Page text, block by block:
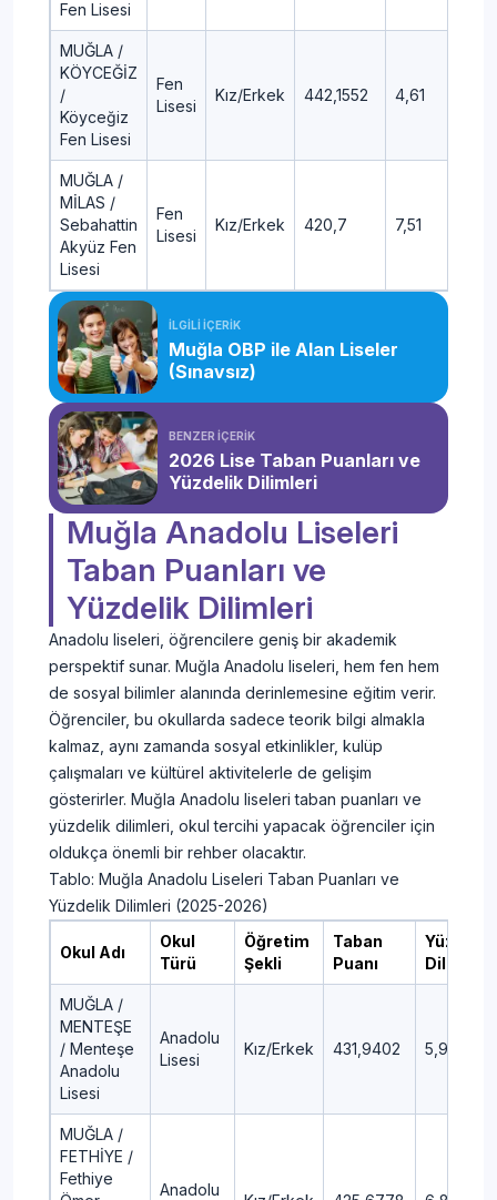
Fen Lisesi
MUĞLA /
KÖYCEĞİZ
/
Köyceğiz
Fen Lisesi
Fen
Lisesi
Kız/Erkek 442,1552 4,61
MUĞLA /
MİLAS /
Sebahattin
Akyüz Fen
Lisesi
Fen
Lisesi
Kız/Erkek 420,7 7,51
İLGİLİ İÇERİK
Muğla OBP ile Alan Liseler
(Sınavsız)
BENZER İÇERİK
2026 Lise Taban Puanları ve
Yüzdelik Dilimleri
Muğla Anadolu Liseleri
Taban Puanları ve
Yüzdelik Dilimleri
Anadolu liseleri, öğrencilere geniş bir akademik
perspektif sunar. Muğla Anadolu liseleri, hem fen hem
de sosyal bilimler alanında derinlemesine eğitim verir.
Öğrenciler, bu okullarda sadece teorik bilgi almakla
kalmaz, aynı zamanda sosyal etkinlikler, kulüp
çalışmaları ve kültürel aktivitelerle de gelişim
gösterirler. Muğla Anadolu liseleri taban puanları ve
yüzdelik dilimleri, okul tercihi yapacak öğrenciler için
oldukça önemli bir rehber olacaktır.
Tablo: Muğla Anadolu Liseleri Taban Puanları ve
Yüzdelik Dilimleri (2025-2026)
Okul Adı
Okul
Türü
Öğretim
Şekli
Taban
Puanı
Yüzdelik
Dilim
MUĞLA /
MENTEŞE
/ Menteşe
Anadolu
Lisesi
Anadolu
Lisesi
Kız/Erkek 431,9402 5,94
MUĞLA /
FETHİYE /
Fethiye
Anadolu